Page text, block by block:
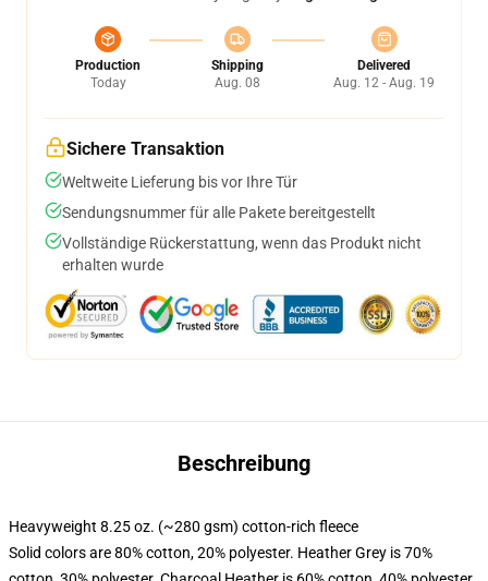
Production
Today
Shipping
Aug. 08
Delivered
Aug. 12 - Aug. 19
Sichere Transaktion
Weltweite Lieferung bis vor Ihre Tür
Sendungsnummer für alle Pakete bereitgestellt
Vollständige Rückerstattung, wenn das Produkt nicht
erhalten wurde
Beschreibung
Heavyweight 8.25 oz. (~280 gsm) cotton-rich fleece
Solid colors are 80% cotton, 20% polyester. Heather Grey is 70%